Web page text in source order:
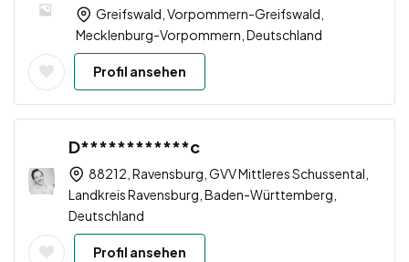
Greifswald, Vorpommern-Greifswald,
Mecklenburg-Vorpommern, Deutschland
Profil ansehen
D************c
88212, Ravensburg, GVV Mittleres Schussental,
Landkreis Ravensburg, Baden-Württemberg,
Deutschland
Profil ansehen